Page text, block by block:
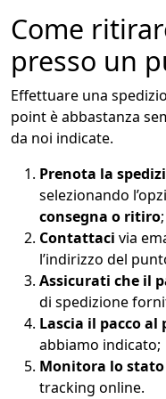
Come
presso un
Effettuare una
point è abbastanza
da noi indicate.
Prenota la
selezionando
consegna o ritiro;
Contattaci via
l’indirizzo del
Assicurati che il
di spedizione
Lascia il pacco
abbiamo indicato;
Monitora lo
tracking online.